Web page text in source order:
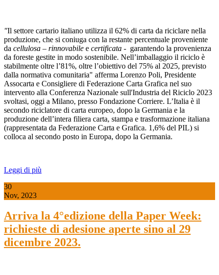
"Il settore cartario italiano utilizza il 62% di carta da riciclare nella
produzione, che si coniuga con la restante percentuale proveniente
da cellulosa – rinnovabile e certificata - garantendo la provenienza
da foreste gestite in modo sostenibile. Nell’imballaggio il riciclo è
stabilmente oltre l’81%, oltre l’obiettivo del 75% al 2025, previsto
dalla normativa comunitaria" afferma Lorenzo Poli, Presidente
Assocarta e Consigliere di Federazione Carta Grafica nel suo
intervento alla Conferenza Nazionale sull'Industria del Riciclo 2023
svoltasi, oggi a Milano, presso Fondazione Corriere. L’Italia è il
secondo riciclatore di carta europeo, dopo la Germania e la
produzione dell’intera filiera carta, stampa e trasformazione italiana
(rappresentata da Federazione Carta e Grafica. 1,6% del PIL) si
colloca al secondo posto in Europa, dopo la Germania.
Leggi di più
30
Nov, 2023
Arriva la 4°edizione della Paper Week:
richieste di adesione aperte sino al 29
dicembre 2023.